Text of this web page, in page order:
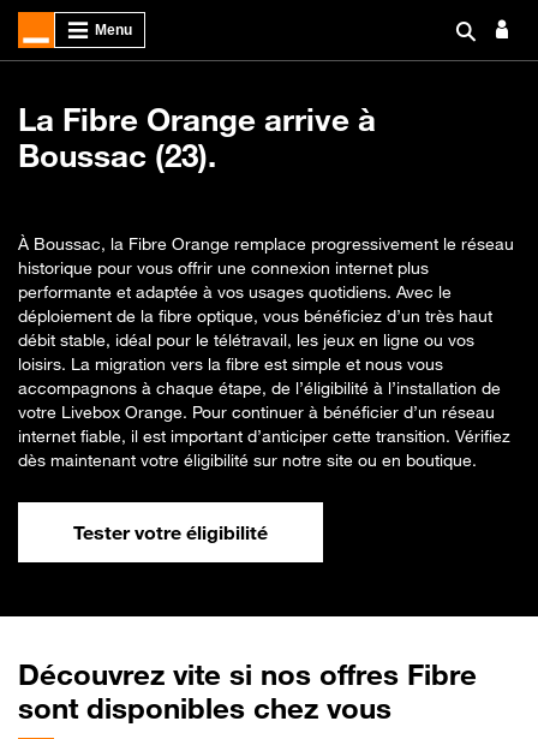
La Fibre Orange arrive à
Boussac (23).
À Boussac, la Fibre Orange remplace progressivement le réseau
historique pour vous offrir une connexion internet plus
performante et adaptée à vos usages quotidiens. Avec le
déploiement de la fibre optique, vous bénéficiez d’un très haut
débit stable, idéal pour le télétravail, les jeux en ligne ou vos
loisirs. La migration vers la fibre est simple et nous vous
accompagnons à chaque étape, de l’éligibilité à l’installation de
votre Livebox Orange. Pour continuer à bénéficier d’un réseau
internet fiable, il est important d’anticiper cette transition. Vérifiez
dès maintenant votre éligibilité sur notre site ou en boutique.
Tester votre éligibilité
Découvrez vite si nos offres Fibre
sont disponibles chez vous